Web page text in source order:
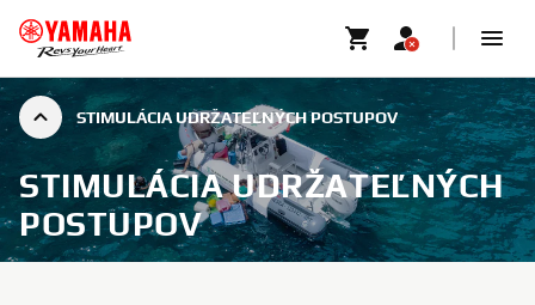
STIMULÁCIA UDRŽATEĽNÝCH POSTUPOV
STIMULÁCIA UDRŽATEĽNÝCH
POSTUPOV